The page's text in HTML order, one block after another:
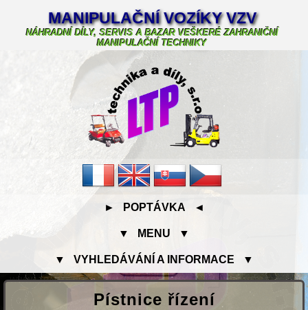
MANIPULAČNÍ VOZÍKY VZV
NÁHRADNÍ DÍLY, SERVIS A BAZAR VEŠKERÉ ZAHRANIČNÍ
MANIPULAČNÍ TECHNIKY
► POPTÁVKA ◄
▼ MENU ▼
▼ VYHLEDÁVÁNÍ A INFORMACE ▼
Pístnice řízení